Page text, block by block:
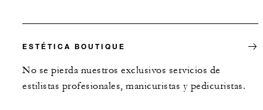
ESTÉTICA BOUTIQUE
No se pierda nuestros exclusivos servicios de
estilistas profesionales, manicuristas y pedicuristas.